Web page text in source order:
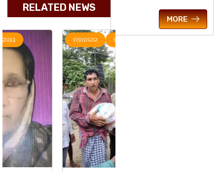
RELATED NEWS
ମହାନଗର ରାଜ୍ୟ
MORE